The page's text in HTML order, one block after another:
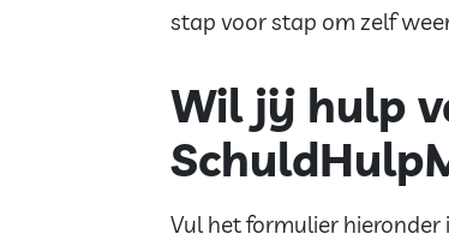
stap voor stap om zelf
Wil jij hulp
Vul het formulier hieronder